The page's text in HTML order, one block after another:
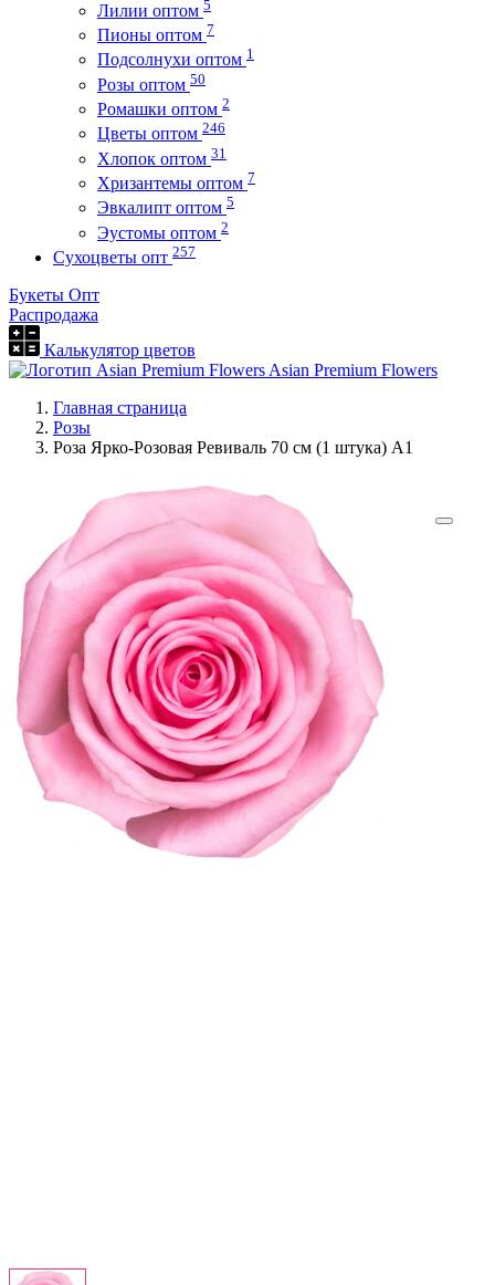
Лилии оптом 5
Пионы оптом 7
Подсолнухи оптом 1
Розы оптом 50
Ромашки оптом 2
Цветы оптом 246
Хлопок оптом 31
Хризантемы оптом 7
Эвкалипт оптом 5
Эустомы оптом 2
Сухоцветы опт 257
Букеты Опт
Распродажа
Калькулятор цветов
Asian Premium Flowers
Главная страница
Розы
Роза Ярко-Розовая Ревиваль 70 см (1 штука) А1